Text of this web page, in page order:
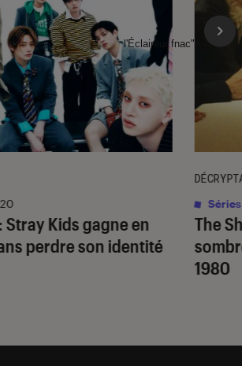
Stray Kids gagne en
perdre son identité
The
1980
Séries
l'Éclaireur fnac">